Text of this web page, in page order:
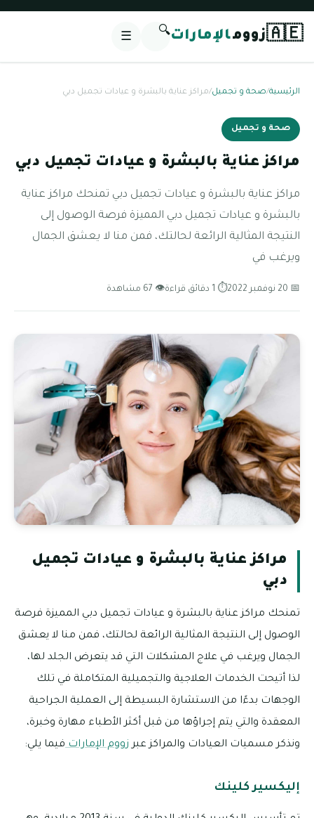
🇦🇪زوومالإمارات🔍
☰
الرئيسية/صحة و تجميل/مراكز عناية بالبشرة و عيادات تجميل دبي
صحة و تجميل
مراكز عناية بالبشرة و عيادات تجميل دبي
مراكز عناية بالبشرة و عيادات تجميل دبي تمنحك مراكز عناية
بالبشرة و عيادات تجميل دبي المميزة فرصة الوصول إلى
النتيجة المثالية الرائعة لحالتك، فمن منا لا يعشق الجمال
ويرغب في
📅 20 نوفمبر 2022 ⏱ 1 دقائق قراءة 👁 67 مشاهدة
مراكز عناية بالبشرة و عيادات تجميل
دبي
تمنحك مراكز عناية بالبشرة و عيادات تجميل دبي المميزة فرصة
الوصول إلى النتيجة المثالية الرائعة لحالتك، فمن منا لا يعشق
الجمال ويرغب في علاج المشكلات التي قد يتعرض الجلد لها،
لذا أتيحت الخدمات العلاجية والتجميلية المتكاملة في تلك
الوجهات بدءًا من الاستشارة البسيطة إلى العملية الجراحية
المعقدة والتي يتم إجراؤها من قبل أكثر الأطباء مهارة وخبرة،
ونذكر مسميات العيادات والمراكز عبر زووم الإماراتفيما يلي:
إليكسير كلينك